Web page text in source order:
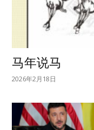
马年说马
2026年2月18日